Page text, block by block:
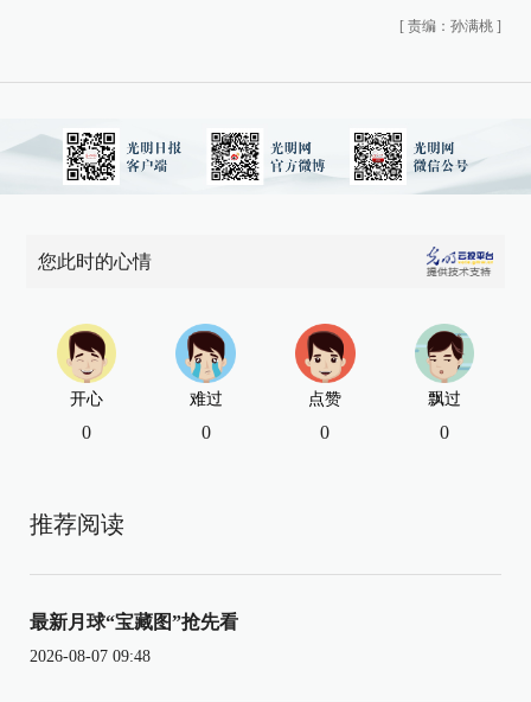
[ 责编：孙满桃 ]
您此时的心情
开心
0
难过
0
点赞
0
飘过
0
推荐阅读
最新月球“宝藏图”抢先看
2026-08-07 09:48